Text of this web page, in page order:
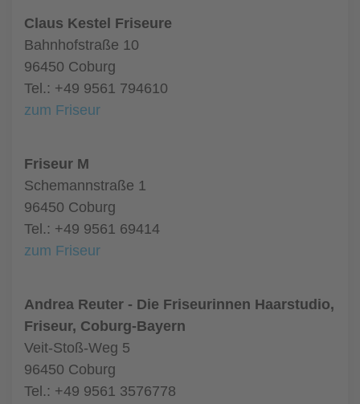
Claus Kestel Friseure
Bahnhofstraße 10
96450 Coburg
Tel.: +49 9561 794610
zum Friseur
Friseur M
Schemannstraße 1
96450 Coburg
Tel.: +49 9561 69414
zum Friseur
Andrea Reuter - Die Friseurinnen Haarstudio,
Friseur, Coburg-Bayern
Veit-Stoß-Weg 5
96450 Coburg
Tel.: +49 9561 3576778